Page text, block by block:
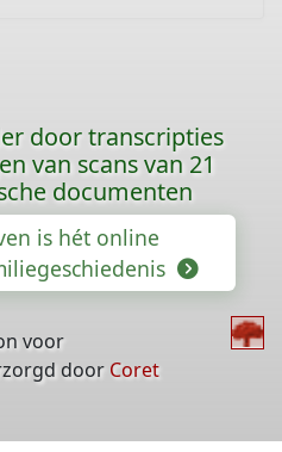
door transcripties
van scans van 21
documenten
is hét online
voor
door Coret